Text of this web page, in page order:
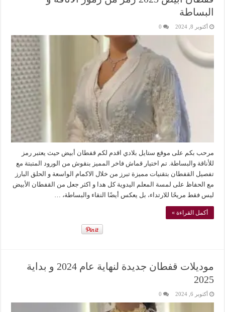
البساطة
أكتوبر 8, 2024 0
مرحب بكم على موقع ستايل بلادي اقدم لكم قفطان أبيض حيث يعتبر رمز
للأناقة والبساطة. تم اختيار قماش فاخر المميز بنقوش من الورود المتبتة مع
تفصيل القفطان بتقنيات مميزة تبرز من خلال الاكمام الواسعة و الحلق البارز
مع الحفاظ على لمسة المعلم اليدوية كل هدا و اكثر جعل من القفطان الأبيض
ليس فقط مريحًا للارتداء، بل يعكس أيضًا النقاء والبساطة، …
أكمل القراءة »
موديلات قفطان جديدة لنهاية عام 2024 و بداية
2025
أكتوبر 6, 2024 0